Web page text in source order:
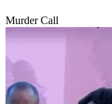
Murder Call